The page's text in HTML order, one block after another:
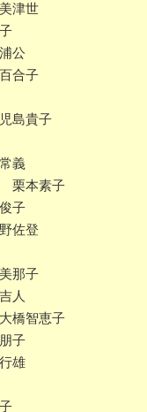
津世
公
合子
島貴子
義
栗本素子
子
佐登
那子
人
橋智恵子
子
雄